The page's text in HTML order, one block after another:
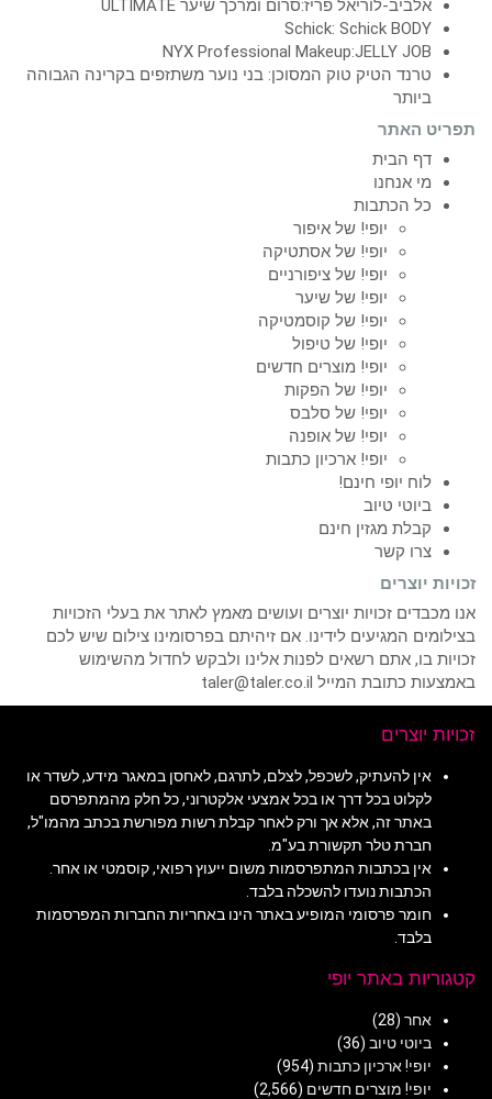
אלביב-לוריאל פריז:סרום ומרכך שיער ULTIMATE
Schick: Schick BODY
NYX Professional Makeup:JELLY JOB
טרנד הטיק טוק המסוכן: בני נוער משתזפים בקרינה הגבוהה
ביותר
תפריט האתר
דף הבית
מי אנחנו
כל הכתבות
יופי! של איפור
יופי! של אסתטיקה
יופי! של ציפורניים
יופי! של שיער
יופי! של קוסמטיקה
יופי! של טיפול
יופי! מוצרים חדשים
יופי! של הפקות
יופי! של סלבס
יופי! של אופנה
יופי! ארכיון כתבות
לוח יופי חינם!
ביוטי טיוב
קבלת מגזין חינם
צרו קשר
זכויות יוצרים
אנו מכבדים זכויות יוצרים ועושים מאמץ לאתר את בעלי הזכויות
בצילומים המגיעים לידינו. אם זיהיתם בפרסומינו צילום שיש לכם
זכויות בו, אתם רשאים לפנות אלינו ולבקש לחדול מהשימוש
באמצעות כתובת המייל taler@taler.co.il
זכויות יוצרים
אין להעתיק, לשכפל, לצלם, לתרגם, לאחסן במאגר מידע, לשדר או
לקלוט בכל דרך או בכל אמצעי אלקטרוני, כל חלק מהמתפרסם
באתר זה, אלא אך ורק לאחר קבלת רשות מפורשת בכתב מהמו"ל,
חברת טלר תקשורת בע"מ.
אין בכתבות המתפרסמות משום ייעוץ רפואי, קוסמטי או אחר.
הכתבות נועדו להשכלה בלבד.
חומר פרסומי המופיע באתר הינו באחריות החברות המפרסמות
בלבד.
קטגוריות באתר יופי
אחר (28)
ביוטי טיוב (36)
יופי! ארכיון כתבות (954)
יופי! מוצרים חדשים (2,566)